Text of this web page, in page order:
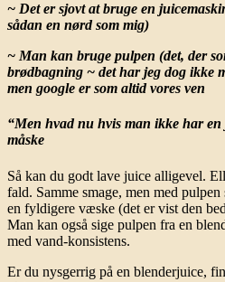
~ Det er sjovt at bruge en
sådan en nørd som mig)
~ Man kan bruge pulpen (det, der
brødbagning ~ det har jeg dog ikke
men google er som altid vores ven
“Men hvad nu hvis man ikke har
måske
Så kan du godt lave juice alligevel.
fald. Samme smage, men med
en fyldigere væske (det er vist den
Man kan også sige pulpen fra en
med vand-konsistens.
Er du nysgerrig på en blenderjuice,